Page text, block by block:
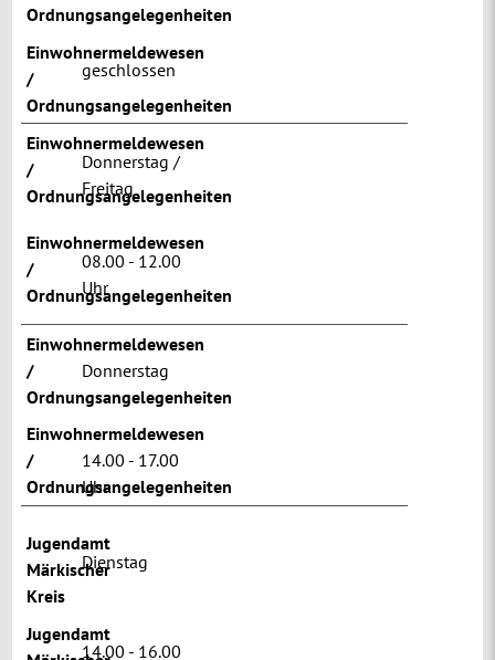
Ordnungsangelegenheiten
Einwohnermeldewesen
/
Ordnungsangelegenheiten
geschlossen
Einwohnermeldewesen
/
Ordnungsangelegenheiten
Donnerstag /
Freitag
Einwohnermeldewesen
/
Ordnungsangelegenheiten
08.00 - 12.00
Uhr
Einwohnermeldewesen
/
Ordnungsangelegenheiten
Donnerstag
Einwohnermeldewesen
/
Ordnungsangelegenheiten
14.00 - 17.00
Uhr
Jugendamt
Märkischer
Kreis
Dienstag
Jugendamt
14.00 - 16.00